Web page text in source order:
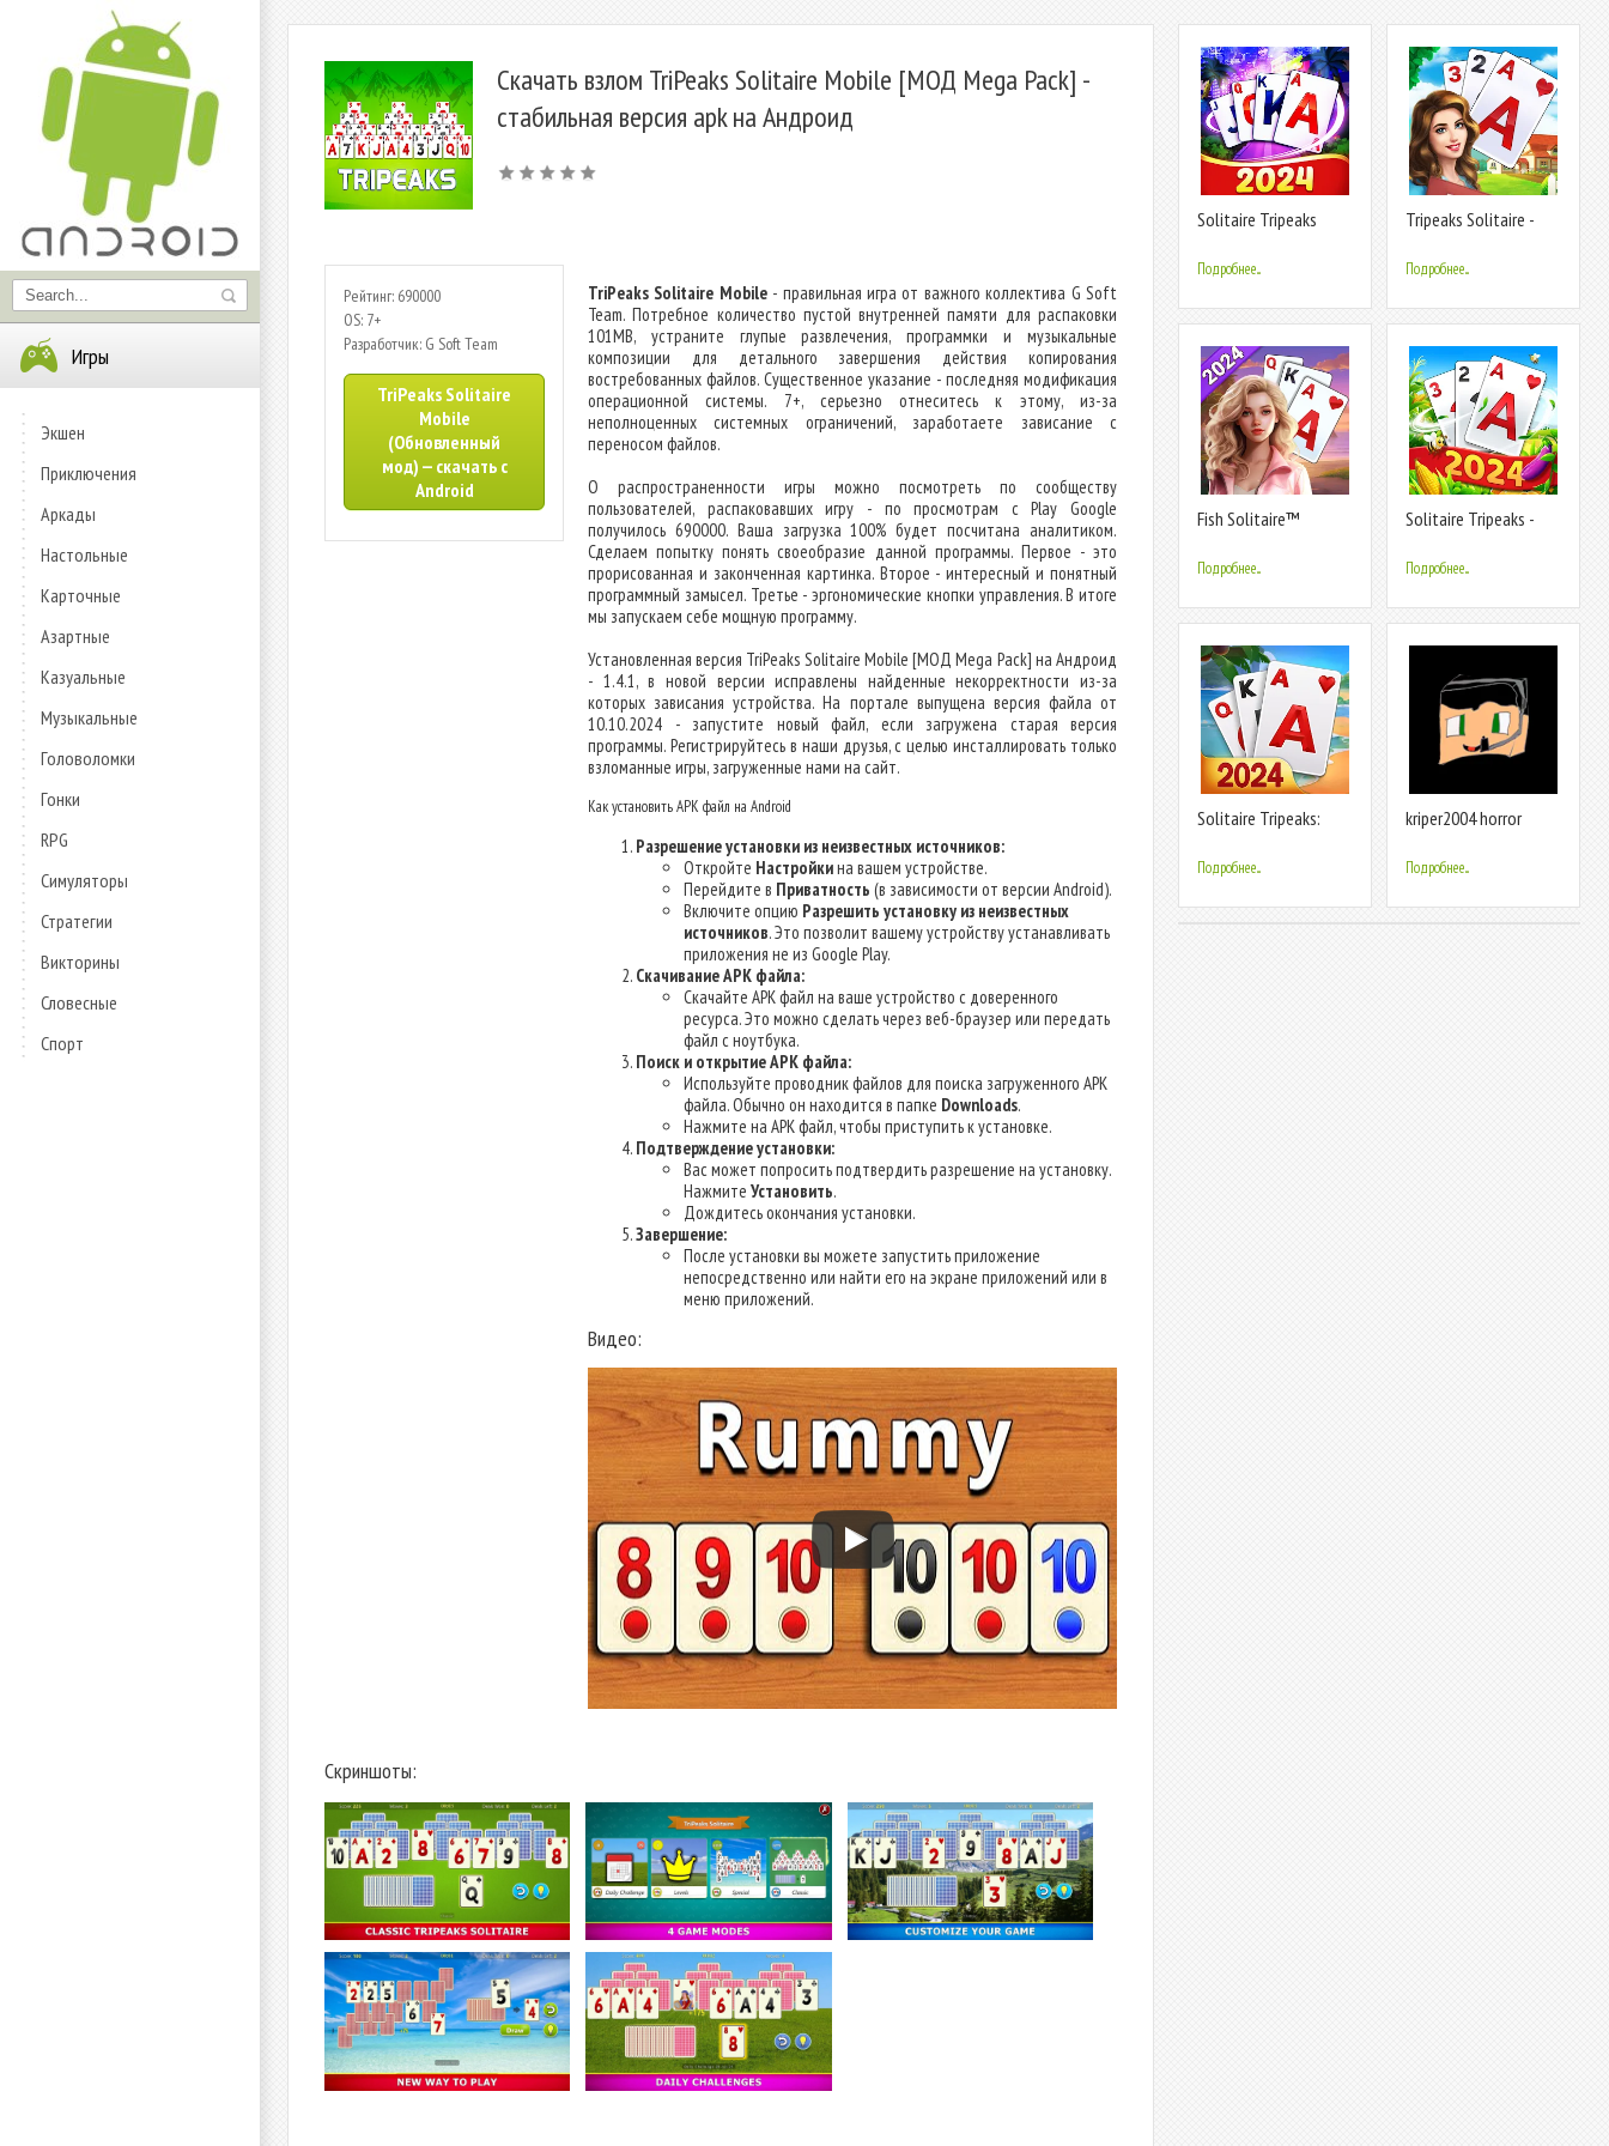
Игры
Экшен
Приключения
Аркады
Настольные
Карточные
Азартные
Казуальные
Музыкальные
Головоломки
Гонки
RPG
Симуляторы
Стратегии
Викторины
Словесные
Спорт
Скачать взлом TriPeaks Solitaire Mobile [МОД Mega Pack] -
стабильная версия apk на Андроид
Рейтинг: 690000
OS: 7+
Разработчик: G Soft Team
TriPeaks Solitaire
Mobile
(Обновленный
мод) — скачать с
Android
TriPeaks Solitaire Mobile- правильная игра от важного коллектива G Soft
Team. Потребное количество пустой внутренней памяти для распаковки
101MB, устраните глупые развлечения, программки и музыкальные
композиции для детального завершения действия копирования
востребованных файлов. Существенное указание - последняя модификация
операционной системы. 7+, серьезно отнеситесь к этому, из-за
неполноценных системных ограничений, заработаете зависание с
переносом файлов.
О распространенности игры можно посмотреть по сообществу
пользователей, распаковавших игру - по просмотрам с Play Google
получилось 690000. Ваша загрузка 100% будет посчитана аналитиком.
Сделаем попытку понять своеобразие данной программы. Первое - это
прорисованная и законченная картинка. Второе - интересный и понятный
программный замысел. Третье - эргономические кнопки управления. В итоге
мы запускаем себе мощную программу.
Установленная версия TriPeaks Solitaire Mobile [МОД Mega Pack] на Андроид
- 1.4.1, в новой версии исправлены найденные некорректности из-за
которых зависания устройства. На портале выпущена версия файла от
10.10.2024 - запустите новый файл, если загружена старая версия
программы. Регистрируйтесь в наши друзья, с целью инсталлировать только
взломанные игры, загруженные нами на сайт.
Как установить APK файл на Android
Разрешение установки из неизвестных источников:
Откройте Настройкина вашем устройстве.
Перейдите в Приватность (в зависимости от версии Android).
Включите опцию Разрешить установку из неизвестных
источников. Это позволит вашему устройству устанавливать
приложения не из Google Play.
Скачивание APK файла:
Скачайте APK файл на ваше устройство с доверенного
ресурса. Это можно сделать через веб-браузер или передать
файл с ноутбука.
Поиск и открытие APK файла:
Используйте проводник файлов для поиска загруженного APK
файла. Обычно он находится в папке Downloads.
Нажмите на APK файл, чтобы приступить к установке.
Подтверждение установки:
Вас может попросить подтвердить разрешение на установку.
Нажмите Установить.
Дождитесь окончания установки.
Завершение:
После установки вы можете запустить приложение
непосредственно или найти его на экране приложений или в
меню приложений.
Видео:
Скриншоты:
Solitaire Tripeaks
Подробнее...
Tripeaks Solitaire -
Подробнее...
Fish Solitaire™
Подробнее...
Solitaire Tripeaks -
Подробнее...
Solitaire Tripeaks:
Подробнее...
kriper2004 horror
Подробнее...